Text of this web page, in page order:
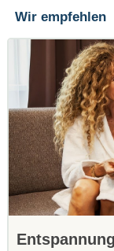
Wir empfehlen